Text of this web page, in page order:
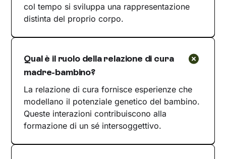
col tempo si sviluppa una rappresentazione
distinta del proprio corpo.
Qual è il ruolo della relazione di cura
madre-bambino?
La relazione di cura fornisce esperienze che
modellano il potenziale genetico del bambino.
Queste interazioni contribuiscono alla
formazione di un sé intersoggettivo.